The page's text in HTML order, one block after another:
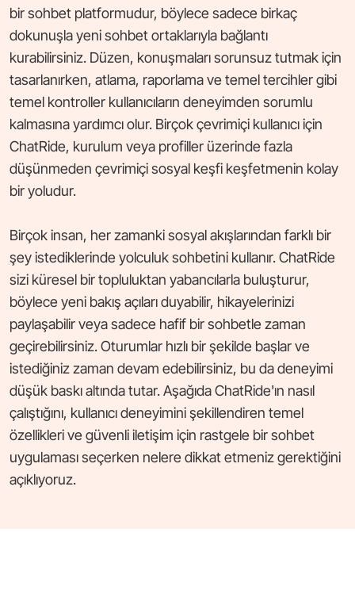
bir sohbet platformudur, böylece sadece birkaç
dokunuşla yeni sohbet ortaklarıyla bağlantı
kurabilirsiniz. Düzen, konuşmaları sorunsuz tutmak için
tasarlanırken, atlama, raporlama ve temel tercihler gibi
temel kontroller kullanıcıların deneyimden sorumlu
kalmasına yardımcı olur. Birçok çevrimiçi kullanıcı için
ChatRide, kurulum veya profiller üzerinde fazla
düşünmeden çevrimiçi sosyal keşfi keşfetmenin kolay
bir yoludur.
Birçok insan, her zamanki sosyal akışlarından farklı bir
şey istediklerinde yolculuk sohbetini kullanır. ChatRide
sizi küresel bir topluluktan yabancılarla buluşturur,
böylece yeni bakış açıları duyabilir, hikayelerinizi
paylaşabilir veya sadece hafif bir sohbetle zaman
geçirebilirsiniz. Oturumlar hızlı bir şekilde başlar ve
istediğiniz zaman devam edebilirsiniz, bu da deneyimi
düşük baskı altında tutar. Aşağıda ChatRide'ın nasıl
çalıştığını, kullanıcı deneyimini şekillendiren temel
özellikleri ve güvenli iletişim için rastgele bir sohbet
uygulaması seçerken nelere dikkat etmeniz gerektiğini
açıklıyoruz.